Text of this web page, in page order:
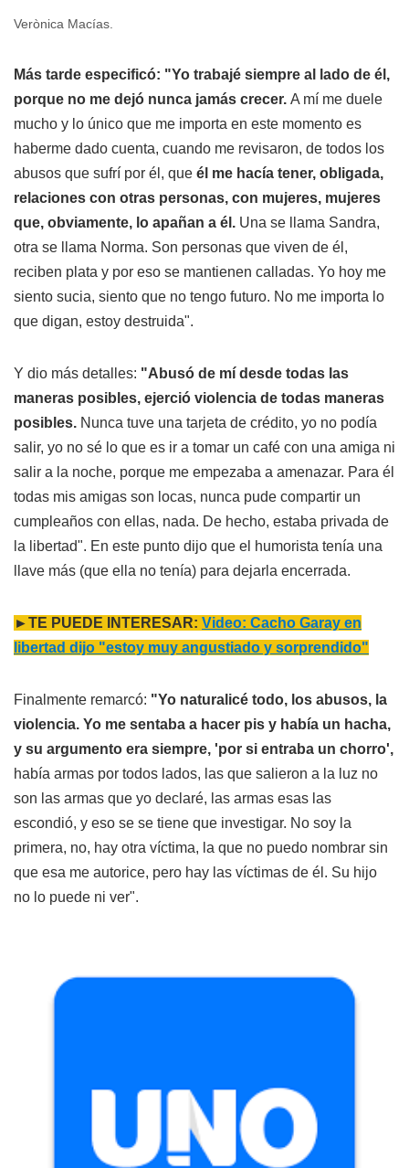
Verònica Macías.
Más tarde especificó: "Yo trabajé siempre al lado de él,
porque no me dejó nunca jamás crecer. A mí me duele
mucho y lo único que me importa en este momento es
haberme dado cuenta, cuando me revisaron, de todos los
abusos que sufrí por él, que él me hacía tener, obligada,
relaciones con otras personas, con mujeres, mujeres
que, obviamente, lo apañan a él. Una se llama Sandra,
otra se llama Norma. Son personas que viven de él,
reciben plata y por eso se mantienen calladas. Yo hoy me
siento sucia, siento que no tengo futuro. No me importa lo
que digan, estoy destruida".
Y dio más detalles: "Abusó de mí desde todas las
maneras posibles, ejerció violencia de todas maneras
posibles. Nunca tuve una tarjeta de crédito, yo no podía
salir, yo no sé lo que es ir a tomar un café con una amiga ni
salir a la noche, porque me empezaba a amenazar. Para él
todas mis amigas son locas, nunca pude compartir un
cumpleaños con ellas, nada. De hecho, estaba privada de
la libertad". En este punto dijo que el humorista tenía una
llave más (que ella no tenía) para dejarla encerrada.
►TE PUEDE INTERESAR: Video: Cacho Garay en
libertad dijo "estoy muy angustiado y sorprendido"
Finalmente remarcó: "Yo naturalicé todo, los abusos, la
violencia. Yo me sentaba a hacer pis y había un hacha,
y su argumento era siempre, 'por si entraba un chorro',
había armas por todos lados, las que salieron a la luz no
son las armas que yo declaré, las armas esas las
escondió, y eso se se tiene que investigar. No soy la
primera, no, hay otra víctima, la que no puedo nombrar sin
que esa me autorice, pero hay las víctimas de él. Su hijo
no lo puede ni ver".